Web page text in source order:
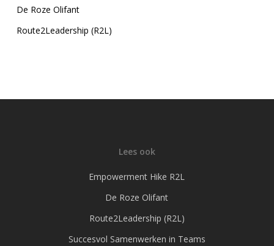
De Roze Olifant
Route2Leadership (R2L)
Lees ook
Empowerment Hike R2L
De Roze Olifant
Route2Leadership (R2L)
Succesvol Samenwerken in Teams